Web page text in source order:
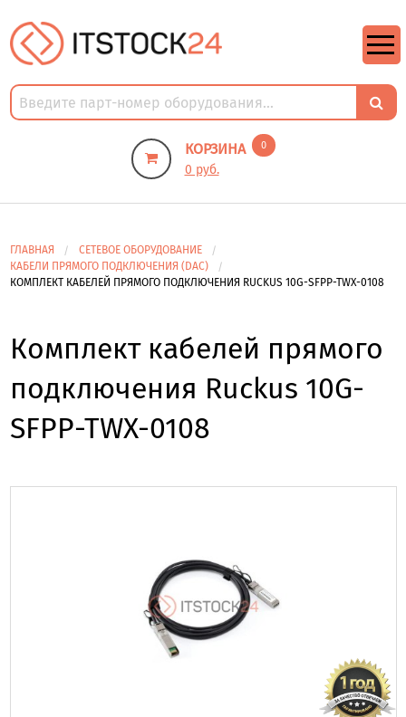
КОРЗИНА 0
0 руб.
ГЛАВНАЯ
СЕТЕВОЕ ОБОРУДОВАНИЕ
КАБЕЛИ ПРЯМОГО ПОДКЛЮЧЕНИЯ (DAC)
КОМПЛЕКТ КАБЕЛЕЙ ПРЯМОГО ПОДКЛЮЧЕНИЯ RUCKUS 10G-SFPP-TWX-0108
Комплект кабелей прямого
подключения Ruckus 10G-
SFPP-TWX-0108